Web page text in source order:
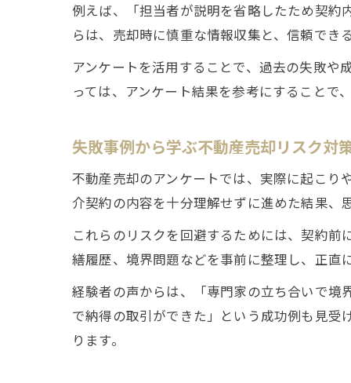
例えば、「担当者が説明を省略したため契
らは、売却時に慎重な情報収集と、信頼でき
アンケートを活用することで、過去の失敗や
っては、アンケート結果を参考にすることで
失敗事例から学ぶ不動産売却リスク対
不動産売却のアンケートでは、実際に起こり
介契約の内容を十分理解せずに進めた結果、
これらのリスクを回避するためには、契約
繕履歴、境界問題などを事前に整理し、正直
経験者の声からは、「専門家の立ち合いで境
で納得の取引ができた」という成功例も見受
ります。